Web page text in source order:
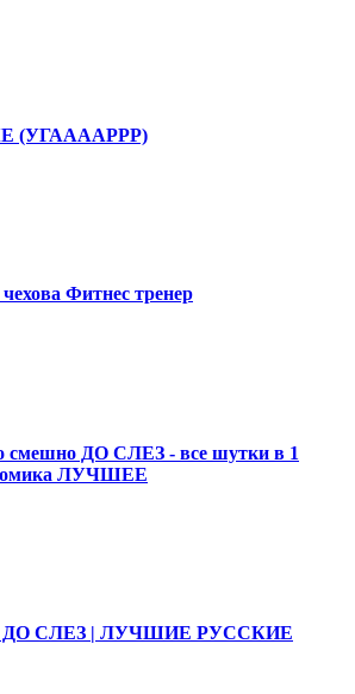
(УГААААРРР)
Фитнес тренер
смешно ДО СЛЕЗ - все шутки в 1
ЛУЧШЕЕ
СЛЕЗ | ЛУЧШИЕ РУССКИЕ